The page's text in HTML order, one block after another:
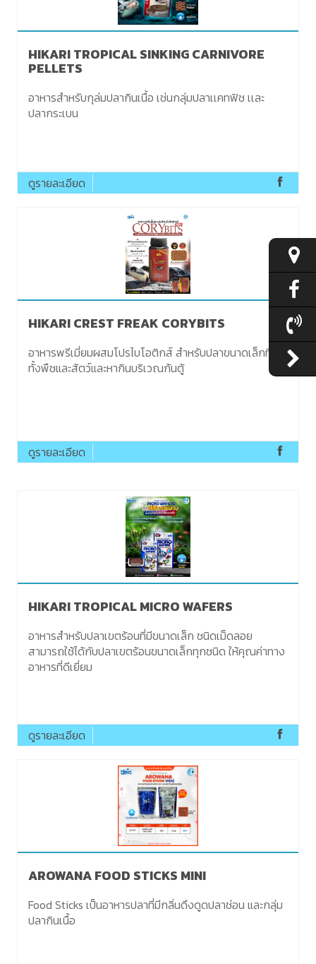
HIKARI TROPICAL SINKING CARNIVORE
PELLETS
อาหารสำหรับกุล่มปลากินเนื้อ เช่นกลุ่มปลาเเคทฟิช เเละ
ปลากระเบน
ดูรายละเอียด
HIKARI CREST FREAK CORYBITS
อาหารพรีเมี่ยมผสมโปรไบโอติกส์ สำหรับปลาขนาดเล็กที่กิน
ทั้งพืชและสัตว์และหากินบริเวณก้นตู้
ดูรายละเอียด
HIKARI TROPICAL MICRO WAFERS
อาหารสำหรับปลาเขตร้อนที่มีขนาดเล็ก ชนิดเม็ดลอย
สามารถใช้ได้กับปลาเขตร้อนขนาดเล็กทุกชนิด ให้คุณค่าทาง
อาหารที่ดีเยี่ยม
ดูรายละเอียด
AROWANA FOOD STICKS MINI
​Food Sticks เป็นอาหารปลาที่มีกลิ่นดึงดูดปลาช่อน และกลุ่ม
ปลากินเนื้อ